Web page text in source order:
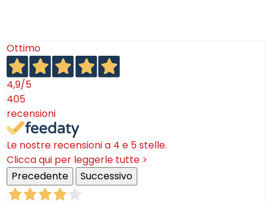
Ottimo
4,9/5
405
recensioni
Le nostre recensioni a 4 e 5 stelle.
Clicca qui per leggerle tutte >
Precedente
Successivo